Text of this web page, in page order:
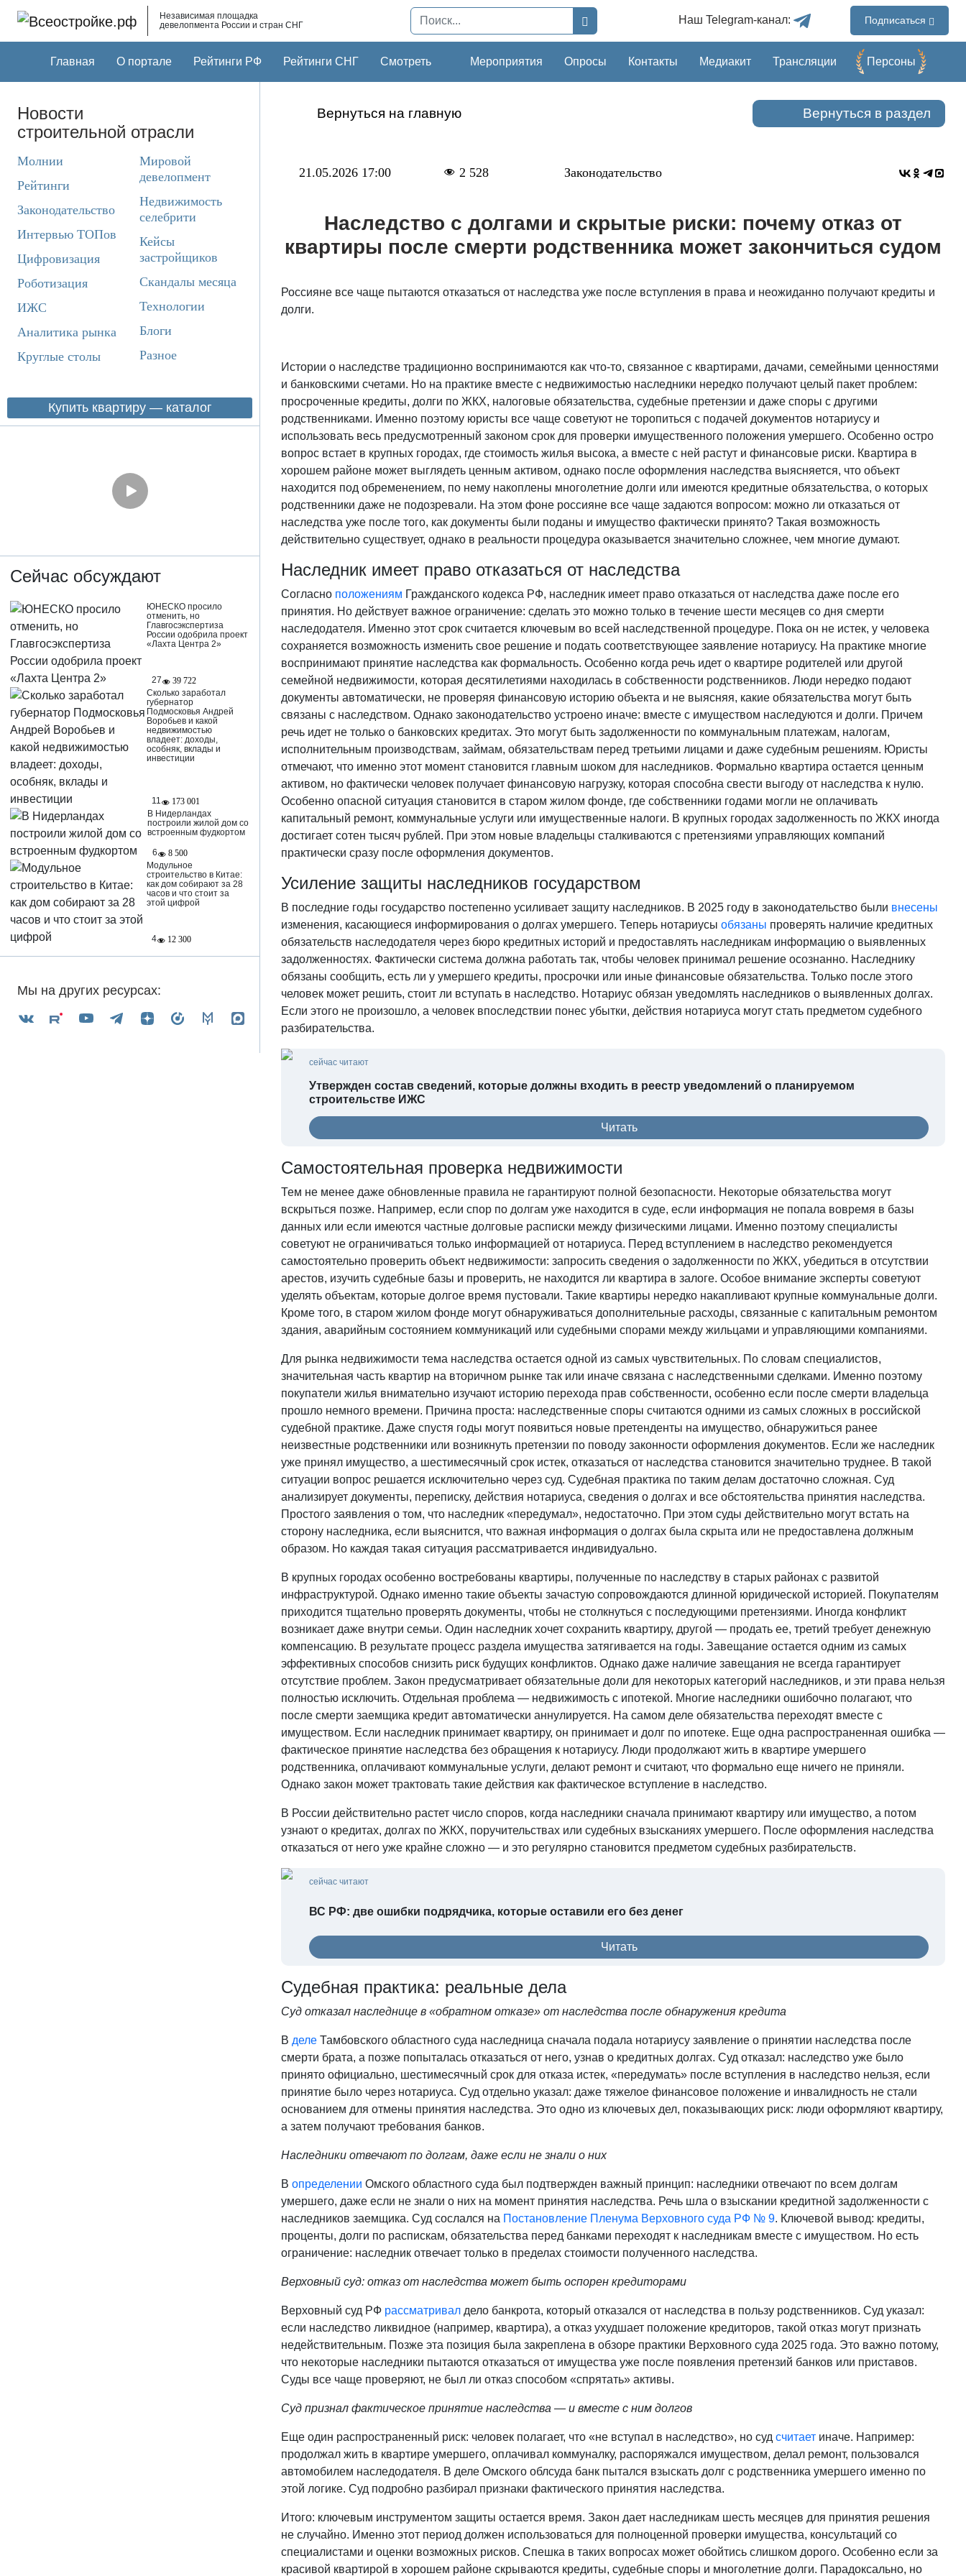
Независимая площадка
девелопмента России и стран СНГ
Наш Telegram-канал: Подписаться
Главная О портале Рейтинги РФ Рейтинги СНГ Смотреть Мероприятия Опросы Контакты Медиакит Трансляции Перcоны
Новости
строительной отрасли
Молнии
Рейтинги
Законодательство
Интервью ТОПов
Цифровизация
Роботизация
ИЖС
Аналитика рынка
Круглые столы
Мировой
девелопмент
Недвижимость
селебрити
Кейсы
застройщиков
Скандалы месяца
Технологии
Блоги
Разное
Купить квартиру — каталог
Сейчас обсуждают
ЮНЕСКО просило
отменить, но
Главгосэкспертиза
России одобрила проект
«Лахта Центра 2»
27
39 722
Сколько заработал
губернатор
Подмосковья Андрей
Воробьев и какой
недвижимостью
владеет: доходы,
особняк, вклады и
инвестиции
11
173 001
В Нидерландах
построили жилой дом со
встроенным фудкортом
6
8 500
Модульное
строительство в Китае:
как дом собирают за 28
часов и что стоит за
этой цифрой
4 12 300
Мы на других ресурсах:
Вернуться на главную Вернуться в раздел
21.05.2026 17:00 2 528 Законодательство
Наследство с долгами и скрытые риски: почему отказ от
квартиры после смерти родственника может закончиться судом
Россияне все чаще пытаются отказаться от наследства уже после вступления в права и неожиданно получают кредиты и
долги.
Истории о наследстве традиционно воспринимаются как что-то, связанное с квартирами, дачами, семейными ценностями
и банковскими счетами. Но на практике вместе с недвижимостью наследники нередко получают целый пакет проблем:
просроченные кредиты, долги по ЖКХ, налоговые обязательства, судебные претензии и даже споры с другими
родственниками. Именно поэтому юристы все чаще советуют не торопиться с подачей документов нотариусу и
использовать весь предусмотренный законом срок для проверки имущественного положения умершего. Особенно остро
вопрос встает в крупных городах, где стоимость жилья высока, а вместе с ней растут и финансовые риски. Квартира в
хорошем районе может выглядеть ценным активом, однако после оформления наследства выясняется, что объект
находится под обременением, по нему накоплены многолетние долги или имеются кредитные обязательства, о которых
родственники даже не подозревали. На этом фоне россияне все чаще задаются вопросом: можно ли отказаться от
наследства уже после того, как документы были поданы и имущество фактически принято? Такая возможность
действительно существует, однако в реальности процедура оказывается значительно сложнее, чем многие думают.
Наследник имеет право отказаться от наследства
Согласно положениям Гражданского кодекса РФ, наследник имеет право отказаться от наследства даже после его
принятия. Но действует важное ограничение: сделать это можно только в течение шести месяцев со дня смерти
наследодателя. Именно этот срок считается ключевым во всей наследственной процедуре. Пока он не истек, у человека
сохраняется возможность изменить свое решение и подать соответствующее заявление нотариусу. На практике многие
воспринимают принятие наследства как формальность. Особенно когда речь идет о квартире родителей или другой
семейной недвижимости, которая десятилетиями находилась в собственности родственников. Люди нередко подают
документы автоматически, не проверяя финансовую историю объекта и не выясняя, какие обязательства могут быть
связаны с наследством. Однако законодательство устроено иначе: вместе с имуществом наследуются и долги. Причем
речь идет не только о банковских кредитах. Это могут быть задолженности по коммунальным платежам, налогам,
исполнительным производствам, займам, обязательствам перед третьими лицами и даже судебным решениям. Юристы
отмечают, что именно этот момент становится главным шоком для наследников. Формально квартира остается ценным
активом, но фактически человек получает финансовую нагрузку, которая способна свести выгоду от наследства к нулю.
Особенно опасной ситуация становится в старом жилом фонде, где собственники годами могли не оплачивать
капитальный ремонт, коммунальные услуги или имущественные налоги. В крупных городах задолженность по ЖКХ иногда
достигает сотен тысяч рублей. При этом новые владельцы сталкиваются с претензиями управляющих компаний
практически сразу после оформления документов.
Усиление защиты наследников государством
В последние годы государство постепенно усиливает защиту наследников. В 2025 году в законодательство были внесены
изменения, касающиеся информирования о долгах умершего. Теперь нотариусы обязаны проверять наличие кредитных
обязательств наследодателя через бюро кредитных историй и предоставлять наследникам информацию о выявленных
задолженностях. Фактически система должна работать так, чтобы человек принимал решение осознанно. Наследнику
обязаны сообщить, есть ли у умершего кредиты, просрочки или иные финансовые обязательства. Только после этого
человек может решить, стоит ли вступать в наследство. Нотариус обязан уведомлять наследников о выявленных долгах.
Если этого не произошло, а человек впоследствии понес убытки, действия нотариуса могут стать предметом судебного
разбирательства.
сейчас читают
Утвержден состав сведений, которые должны входить в реестр уведомлений о планируемом
строительстве ИЖС
Читать
Самостоятельная проверка недвижимости
Тем не менее даже обновленные правила не гарантируют полной безопасности. Некоторые обязательства могут
вскрыться позже. Например, если спор по долгам уже находится в суде, если информация не попала вовремя в базы
данных или если имеются частные долговые расписки между физическими лицами. Именно поэтому специалисты
советуют не ограничиваться только информацией от нотариуса. Перед вступлением в наследство рекомендуется
самостоятельно проверить объект недвижимости: запросить сведения о задолженности по ЖКХ, убедиться в отсутствии
арестов, изучить судебные базы и проверить, не находится ли квартира в залоге. Особое внимание эксперты советуют
уделять объектам, которые долгое время пустовали. Такие квартиры нередко накапливают крупные коммунальные долги.
Кроме того, в старом жилом фонде могут обнаруживаться дополнительные расходы, связанные с капитальным ремонтом
здания, аварийным состоянием коммуникаций или судебными спорами между жильцами и управляющими компаниями.
Для рынка недвижимости тема наследства остается одной из самых чувствительных. По словам специалистов,
значительная часть квартир на вторичном рынке так или иначе связана с наследственными сделками. Именно поэтому
покупатели жилья внимательно изучают историю перехода прав собственности, особенно если после смерти владельца
прошло немного времени. Причина проста: наследственные споры считаются одними из самых сложных в российской
судебной практике. Даже спустя годы могут появиться новые претенденты на имущество, обнаружиться ранее
неизвестные родственники или возникнуть претензии по поводу законности оформления документов. Если же наследник
уже принял имущество, а шестимесячный срок истек, отказаться от наследства становится значительно труднее. В такой
ситуации вопрос решается исключительно через суд. Судебная практика по таким делам достаточно сложная. Суд
анализирует документы, переписку, действия нотариуса, сведения о долгах и все обстоятельства принятия наследства.
Простого заявления о том, что наследник «передумал», недостаточно. При этом суды действительно могут встать на
сторону наследника, если выяснится, что важная информация о долгах была скрыта или не предоставлена должным
образом. Но каждая такая ситуация рассматривается индивидуально.
В крупных городах особенно востребованы квартиры, полученные по наследству в старых районах с развитой
инфраструктурой. Однако именно такие объекты зачастую сопровождаются длинной юридической историей. Покупателям
приходится тщательно проверять документы, чтобы не столкнуться с последующими претензиями. Иногда конфликт
возникает даже внутри семьи. Один наследник хочет сохранить квартиру, другой — продать ее, третий требует денежную
компенсацию. В результате процесс раздела имущества затягивается на годы. Завещание остается одним из самых
эффективных способов снизить риск будущих конфликтов. Однако даже наличие завещания не всегда гарантирует
отсутствие проблем. Закон предусматривает обязательные доли для некоторых категорий наследников, и эти права нельзя
полностью исключить. Отдельная проблема — недвижимость с ипотекой. Многие наследники ошибочно полагают, что
после смерти заемщика кредит автоматически аннулируется. На самом деле обязательства переходят вместе с
имуществом. Если наследник принимает квартиру, он принимает и долг по ипотеке. Еще одна распространенная ошибка —
фактическое принятие наследства без обращения к нотариусу. Люди продолжают жить в квартире умершего
родственника, оплачивают коммунальные услуги, делают ремонт и считают, что формально еще ничего не приняли.
Однако закон может трактовать такие действия как фактическое вступление в наследство.
В России действительно растет число споров, когда наследники сначала принимают квартиру или имущество, а потом
узнают о кредитах, долгах по ЖКХ, поручительствах или судебных взысканиях умершего. После оформления наследства
отказаться от него уже крайне сложно — и это регулярно становится предметом судебных разбирательств.
сейчас читают
ВС РФ: две ошибки подрядчика, которые оставили его без денег
Читать
Судебная практика: реальные дела
Суд отказал наследнице в «обратном отказе» от наследства после обнаружения кредита
В деле Тамбовского областного суда наследница сначала подала нотариусу заявление о принятии наследства после
смерти брата, а позже попыталась отказаться от него, узнав о кредитных долгах. Суд отказал: наследство уже было
принято официально, шестимесячный срок для отказа истек, «передумать» после вступления в наследство нельзя, если
принятие было через нотариуса. Суд отдельно указал: даже тяжелое финансовое положение и инвалидность не стали
основанием для отмены принятия наследства. Это одно из ключевых дел, показывающих риск: люди оформляют квартиру,
а затем получают требования банков.
Наследники отвечают по долгам, даже если не знали о них
В определении Омского областного суда был подтвержден важный принцип: наследники отвечают по всем долгам
умершего, даже если не знали о них на момент принятия наследства. Речь шла о взыскании кредитной задолженности с
наследников заемщика. Суд сослался на Постановление Пленума Верховного суда РФ № 9. Ключевой вывод: кредиты,
проценты, долги по распискам, обязательства перед банками переходят к наследникам вместе с имуществом. Но есть
ограничение: наследник отвечает только в пределах стоимости полученного наследства.
Верховный суд: отказ от наследства может быть оспорен кредиторами
Верховный суд РФ рассматривал дело банкрота, который отказался от наследства в пользу родственников. Суд указал:
если наследство ликвидное (например, квартира), а отказ ухудшает положение кредиторов, такой отказ могут признать
недействительным. Позже эта позиция была закреплена в обзоре практики Верховного суда 2025 года. Это важно потому,
что некоторые наследники пытаются отказаться от имущества уже после появления претензий банков или приставов.
Суды все чаще проверяют, не был ли отказ способом «спрятать» активы.
Суд признал фактическое принятие наследства — и вместе с ним долгов
Еще один распространенный риск: человек полагает, что «не вступал в наследство», но суд считает иначе. Например:
продолжал жить в квартире умершего, оплачивал коммуналку, распоряжался имуществом, делал ремонт, пользовался
автомобилем наследодателя. В деле Омского облсуда банк пытался взыскать долг с родственника умершего именно по
этой логике. Суд подробно разбирал признаки фактического принятия наследства.
Итого: ключевым инструментом защиты остается время. Закон дает наследникам шесть месяцев для принятия решения
не случайно. Именно этот период должен использоваться для полноценной проверки имущества, консультаций со
специалистами и оценки возможных рисков. Спешка в таких вопросах может обойтись слишком дорого. Особенно если за
красивой квартирой в хорошем районе скрываются кредиты, судебные споры и многолетние долги. Парадоксально, но